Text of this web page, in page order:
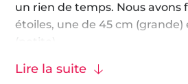
un rien de temps. Nous avons
étoiles, une de 45 cm (grande)
(petite).
Vous pouvez choisir des tissus :
Lire la suite